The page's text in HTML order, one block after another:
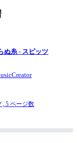
ぬ糸 - スピッツ
,5 ページ数